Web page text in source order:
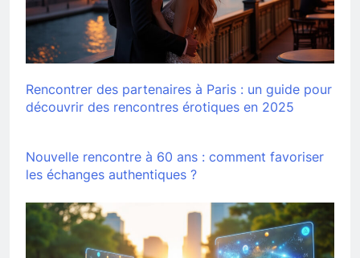
Rencontrer des partenaires à Paris : un guide pour
découvrir des rencontres érotiques en 2025
Nouvelle rencontre à 60 ans : comment favoriser
les échanges authentiques ?